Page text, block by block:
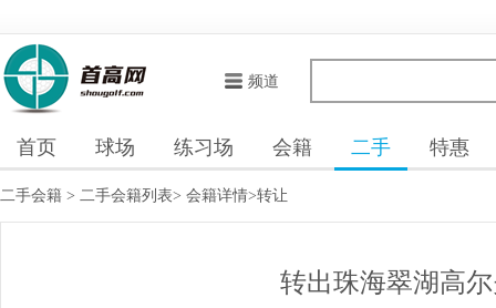
频道
首页 球场 练习场 会籍 二手 特惠
二手会籍 > 二手会籍列表> 会籍详情>转让
转出珠海翠湖高